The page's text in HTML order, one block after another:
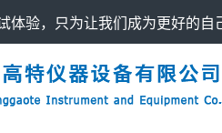
验，只为让我们成为更好的自